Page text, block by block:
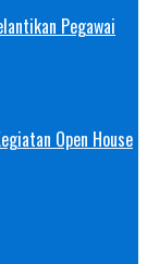
Pegawai
Open House